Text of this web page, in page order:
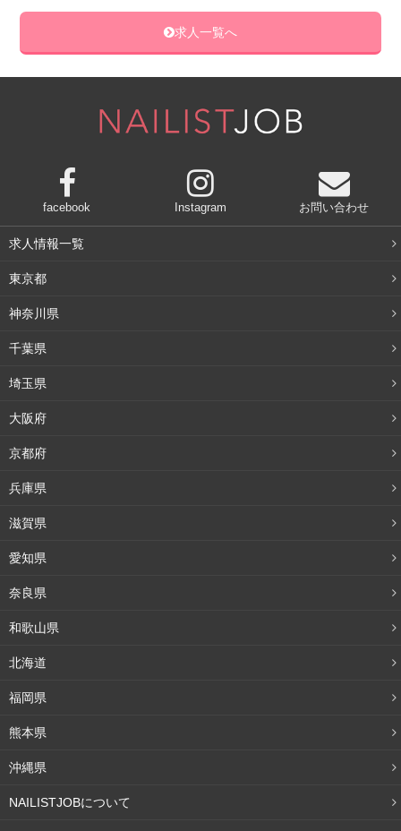
求人一覧へ
facebook Instagram お問い合わせ
求人情報一覧
東京都
神奈川県
千葉県
埼玉県
大阪府
京都府
兵庫県
滋賀県
愛知県
奈良県
和歌山県
北海道
福岡県
熊本県
沖縄県
NAILISTJOBについて